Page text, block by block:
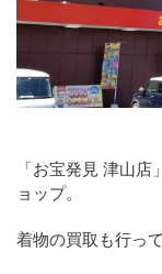
「お宝発見 津山
ョップ。
着物の買取も行っ